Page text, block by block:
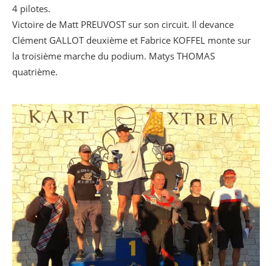
4 pilotes.
Victoire de Matt PREUVOST sur son circuit. Il devance
Clément GALLOT deuxième et Fabrice KOFFEL monte sur
la troisième marche du podium. Matys THOMAS
quatrième.